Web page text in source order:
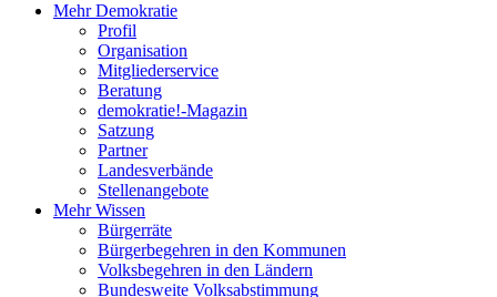
Mehr Demokratie
Profil
Organisation
Mitgliederservice
Beratung
demokratie!-Magazin
Satzung
Partner
Landesverbände
Stellenangebote
Mehr Wissen
Bürgerräte
Bürgerbegehren in den Kommunen
Volksbegehren in den Ländern
Bundesweite Volksabstimmung